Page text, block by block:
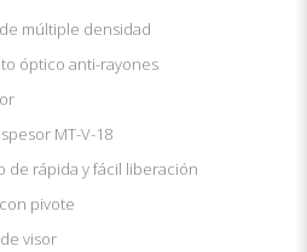
múltiple densidad
óptico anti-rayones
MT-V-18
de rápida y fácil liberación
pivote
visor